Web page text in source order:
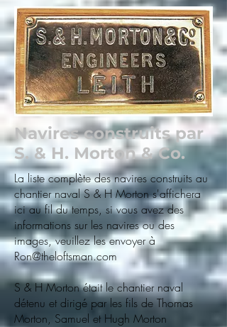
Navires construits par
S. & H. Morton & Co.
La liste complète des navires construits au
chantier naval S & H Morton s'affichera
ici au fil du temps, si vous avez des
informations sur les navires ou des
images, veuillez les envoyer à
Ron@theloftsman.com
S & H Morton était le chantier naval
détenu et dirigé par les fils de Thomas
Morton, Samuel et Hugh Morton